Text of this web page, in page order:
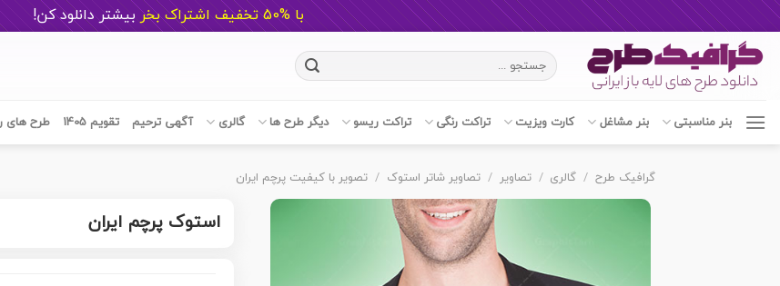
با %50 تخفیف اشتراک بخر بیشتر دانلود کن!
content
جستجو
برای:
بنر مناسبتی بنر مشاغل کارت ویزیت تراکت رنگی تراکت ریسو دیگر طرح ها گالری آگهی ترحیم تقویم 1405 طرح های
گرافیک طرح / گالری / تصاویر / تصاویر شاتر استوک / تصویر با کیفیت پرچم ایران
استوک پرچم ایران